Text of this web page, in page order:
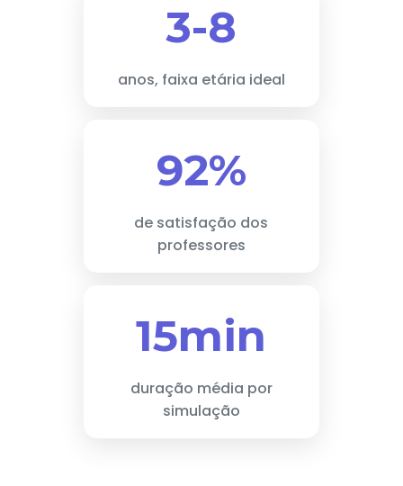
3-8
anos, faixa etária ideal
92%
de satisfação dos
professores
15min
duração média por
simulação